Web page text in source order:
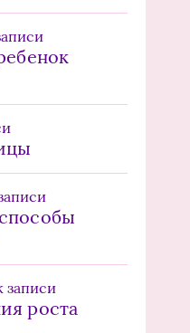
записи
роста